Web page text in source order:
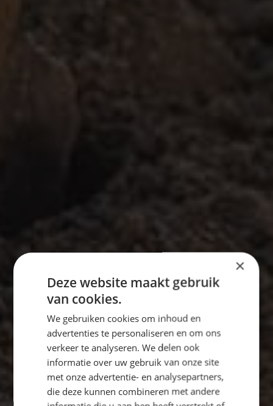
×
Deze website maakt gebruik
van cookies.
We gebruiken cookies om inhoud en
advertenties te personaliseren en om ons
verkeer te analyseren. We delen ook
informatie over uw gebruik van onze site
met onze advertentie- en analysepartners,
die deze kunnen combineren met andere